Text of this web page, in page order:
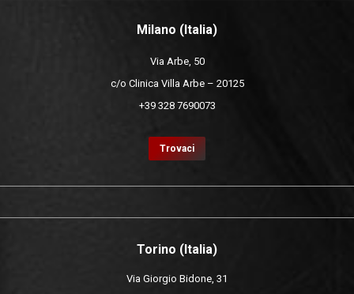
Milano (Italia)
Via Arbe, 50
c/o Clinica Villa Arbe – 20125
+39 328 7690073
Trovaci
Torino (Italia)
Via Giorgio Bidone, 31